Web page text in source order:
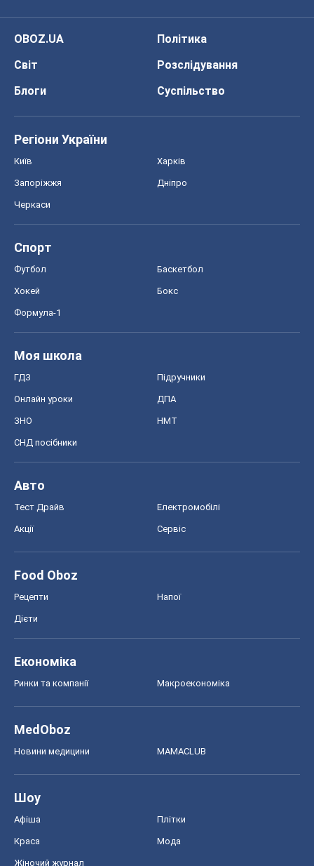
OBOZ.UA
Політика
Світ
Розслідування
Блоги
Суспільство
Регіони України
Київ Харків
Запоріжжя Дніпро
Черкаси
Спорт
Футбол Баскетбол
Хокей Бокс
Формула-1
Моя школа
ГДЗ Підручники
Онлайн уроки ДПА
ЗНО НМТ
СНД посібники
Авто
Тест Драйв Електромобілі
Акції Сервіс
Food Oboz
Рецепти Напої
Дієти
Економіка
Ринки та компанії Макроекономіка
MedOboz
Новини медицини MAMACLUB
Шоу
Афіша Плітки
Краса Мода
Жіночий журнал